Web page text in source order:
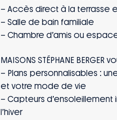
– Accès direct à la terrasse
– Salle de bain familiale
– Chambre d’amis ou
– Plans personnalisables :
et votre mode de vie
– Capteurs d’ensoleillement
l’hiver